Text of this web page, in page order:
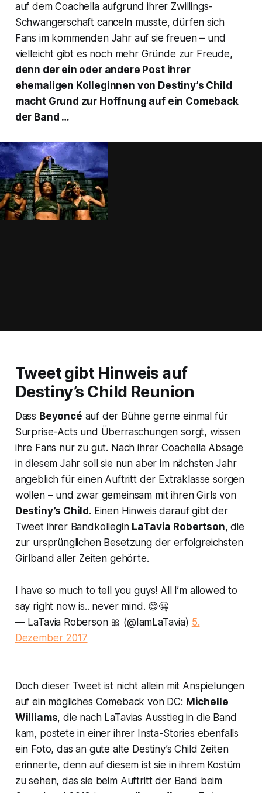
auf dem Coachella aufgrund ihrer Zwillings-
Schwangerschaft canceln musste, dürfen sich
Fans im kommenden Jahr auf sie freuen – und
vielleicht gibt es noch mehr Gründe zur Freude,
denn der ein oder andere Post ihrer
ehemaligen Kolleginnen von Destiny’s Child
macht Grund zur Hoffnung auf ein Comeback
der Band …
Tweet gibt Hinweis auf
Destiny’s Child Reunion
Dass Beyoncé auf der Bühne gerne einmal für
Surprise-Acts und Überraschungen sorgt, wissen
ihre Fans nur zu gut. Nach ihrer Coachella Absage
in diesem Jahr soll sie nun aber im nächsten Jahr
angeblich für einen Auftritt der Extraklasse sorgen
wollen – und zwar gemeinsam mit ihren Girls von
Destiny’s Child . Einen Hinweis darauf gibt der
Tweet ihrer Bandkollegin LaTavia Robertson, die
zur ursprünglichen Besetzung der erfolgreichsten
Girlband aller Zeiten gehörte.
I have so much to tell you guys! All I’m allowed to
say right now is.. never mind. 😊🤐
— LaTavia Roberson 🎀 (@IamLaTavia) 5.
Dezember 2017
Doch dieser Tweet ist nicht allein mit Anspielungen
auf ein mögliches Comeback von DC: Michelle
Williams, die nach LaTavias Ausstieg in die Band
kam, postete in einer ihrer Insta-Stories ebenfalls
ein Foto, das an gute alte Destiny’s Child Zeiten
erinnerte, denn auf diesem ist sie in ihrem Kostüm
zu sehen, das sie beim Auftritt der Band beim